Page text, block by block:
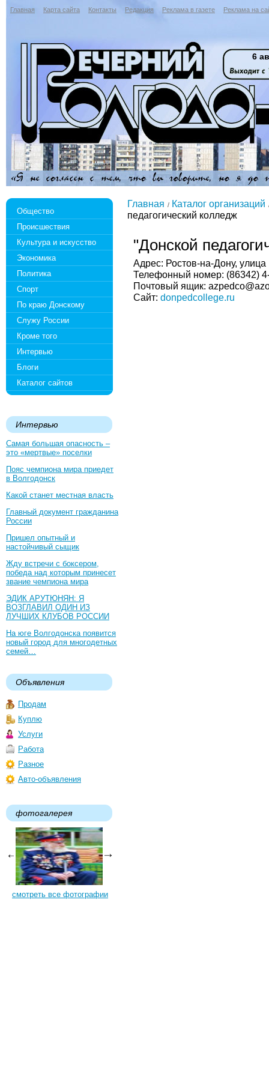
Главная Карта сайта Контакты Редакция Реклама в газете Реклама на
6
Общество
Происшествия
Культура и искусство
Экономика
Политика
Спорт
По краю Донскому
Служу России
Кроме того
Интервью
Блоги
Каталог сайтов
Интервью
Самая большая опасность –
это «мертвые» поселки
Пояс чемпиона мира приедет
в Волгодонск
Какой станет местная власть
Главный документ гражданина
России
Пришел опытный и
настойчивый сыщик
Жду встречи с боксером,
победа над которым принесет
звание чемпиона мира
ЭДИК АРУТЮНЯН: Я
ВОЗГЛАВИЛ ОДИН ИЗ
ЛУЧШИХ КЛУБОВ РОССИИ
На юге Волгодонска появится
новый город для многодетных
семей…
Объявления
Продам
Куплю
Услуги
Работа
Разное
Авто-объявления
фотогалерея
смотреть все фотографии
Главная
Каталог организаций
педагогический колледж
"Донской
Адрес: Ростов-на-Дону,
Телефонный номер: (86342)
Почтовый ящик:
Сайт: donpedcollege.ru